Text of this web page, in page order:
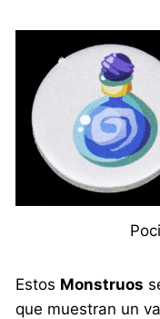
Estos Monstruos
que muestran un